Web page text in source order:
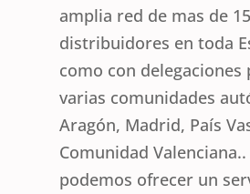
amplia red de mas de
distribuidores en toda
como con delegaciones
varias comunidades
Aragón, Madrid, País
Comunidad
podemos ofrecer un